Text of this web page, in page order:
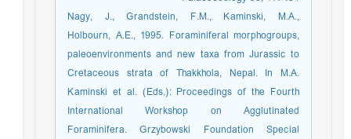
Nagy, J., Grandstein, F.M., Kaminski, M.A.,
Holbourn, A.E., 1995. Foraminiferal morphogroups,
paleoenvironments and new taxa from Jurassic to
Cretaceous strata of Thakkhola, Nepal. In M.A.
Kaminski et al. (Eds.): Proceedings of the Fourth
International Workshop on Agglutinated
Foraminifera. Grzybowski Foundation Special